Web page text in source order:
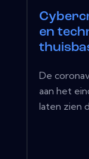
en
De
aan het
laten zien